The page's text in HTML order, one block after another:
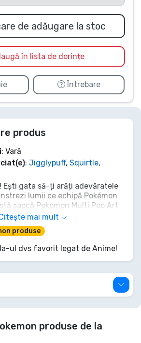
de adăugare la stoc
în lista de dorințe
Întrebare
produs
: Vară
: Jigglypuff, Squirtle,
Ești gata să-ți arăți adevăratele
lumii ce echipă Pokémon
șapcă Pokemon Multi Pop Art
pus pe cap; e o declarație
luptă, a misiunii tale de a fi cel
Squirtle, Jigglypuff și Gengar
pop-art amețitoare, garantat
mai rapid decât Atacul Rapid al
acest echipament esențial și
să te însoțească în fiecare
stilul, alege-ți destinul!
mai mult
produse
ul dvs favorit legat de Anime!
produse de la